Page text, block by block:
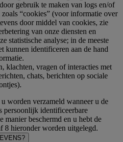
gebruik te maken van logs en/of
“cookies” (voor informatie over
door middel van cookies, zie
van onze diensten en
statistische analyse; in de meeste
kunnen identificeren aan de hand
klachten, vragen of interacties met
chats, berichten op sociale
worden verzameld wanneer u de
persoonlijk identificeerbare
manier beschermd en u hebt de
8 hieronder worden uitgelegd.